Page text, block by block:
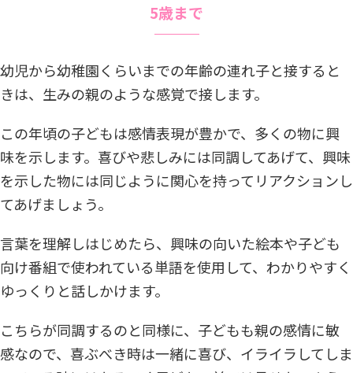
5歳まで
幼児から幼稚園くらいまでの年齢の連れ子と接すると
きは、生みの親のような感覚で接します。
この年頃の子どもは感情表現が豊かで、多くの物に興
味を示します。喜びや悲しみには同調してあげて、興味
を示した物には同じように関心を持ってリアクションし
てあげましょう。
言葉を理解しはじめたら、興味の向いた絵本や子ども
向け番組で使われている単語を使用して、わかりやすく
ゆっくりと話しかけます。
こちらが同調するのと同様に、子どもも親の感情に敏
感なので、喜ぶべき時は一緒に喜び、イライラしてしま